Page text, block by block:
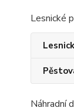
Lesnické
Náhradní